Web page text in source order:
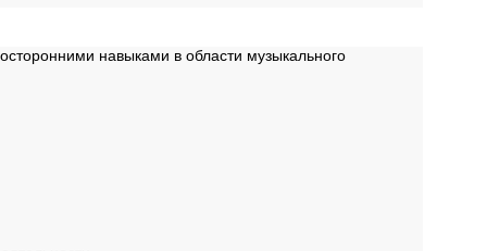
навыками в области музыкального